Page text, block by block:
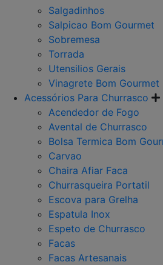
Salgadinhos
Salpicao Bom Gourmet
Sobremesa
Torrada
Utensilios Gerais
Vinagrete Bom Gourmet
Acessórios Para Churrasco
Acendedor de Fogo
Avental de Churrasco
Bolsa Termica Bom
Carvao
Chaira Afiar Faca
Churrasqueira Portatil
Escova para Grelha
Espatula Inox
Espeto de Churrasco
Facas
Facas Artesanais